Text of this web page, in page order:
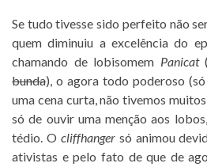
Se tudo tivesse sido perfeito não
quem diminuiu a excelência do
chamando de lobisomem Panicat
bunda), o agora todo poderoso
uma cena curta, não tivemos
só de ouvir uma menção aos
tédio. O cliffhanger só animou
ativistas e pelo fato de que de